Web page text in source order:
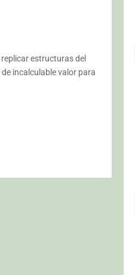
estructuras del
incalculable valor para